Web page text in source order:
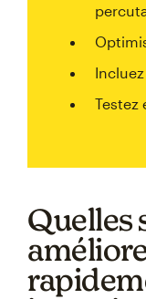
Testez
Quelles